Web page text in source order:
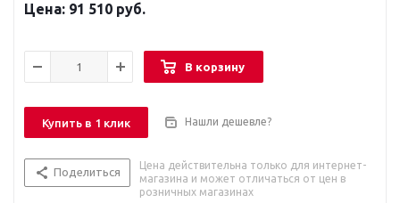
91 510 руб.
В корзину
Купить в 1 клик Нашли дешевле?
Поделиться
Цена действительна только для интернет-
магазина и может отличаться от цен в
розничных магазинах